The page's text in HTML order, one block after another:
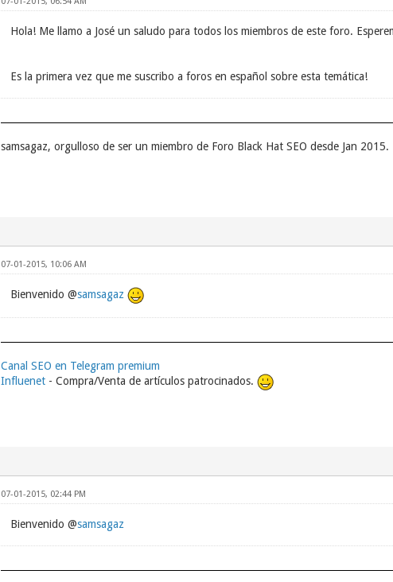
Hola! Me llamo a José un saludo para todos los miembros de este foro.
Es la primera vez que me suscribo a foros en español sobre esta temática!
samsagaz, orgulloso de ser un miembro de Foro Black Hat SEO desde Jan 2015.
07-01-2015, 10:06 AM
Bienvenido @samsagaz
Canal SEO en Telegram premium
Influenet- Compra/Venta de artículos patrocinados.
07-01-2015, 02:44 PM
Bienvenido @samsagaz